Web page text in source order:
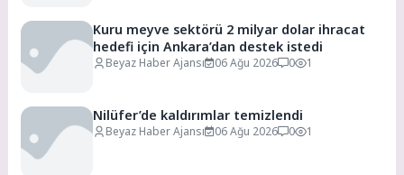
Kuru meyve sektörü 2 milyar dolar ihracat
hedefi için Ankara’dan destek istedi
Beyaz Haber Ajansı 06 Ağu 2026 0 1
Nilüfer’de kaldırımlar temizlendi
Beyaz Haber Ajansı 06 Ağu 2026 0 1